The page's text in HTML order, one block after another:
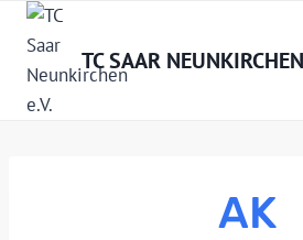
Zum
Inhalt
springen TC SAAR
AK